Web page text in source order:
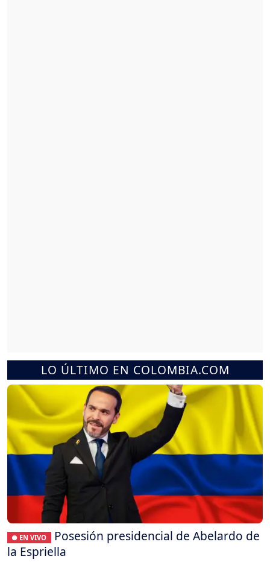
LO ÚLTIMO EN COLOMBIA.COM
● EN VIVO
Posesión presidencial de Abelardo de
la Espriella